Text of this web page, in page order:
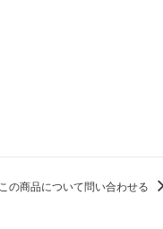
この商品について問い合わせる